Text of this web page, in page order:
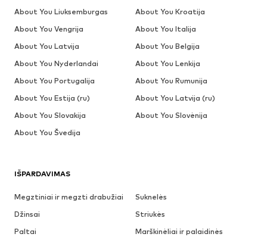
IŠPARDAVIMAS
Megztiniai ir megzti drabužiai
Suknelės
Džinsai
Striukės
Paltai
Marškinėliai ir palaidinės
About You Liuksemburgas
About You Kroatija
About You Vengrija
About You Italija
About You Latvija
About You Belgija
About You Nyderlandai
About You Lenkija
About You Portugalija
About You Rumunija
About You Estija (ru)
About You Latvija (ru)
About You Slovakija
About You Slovėnija
About You Švedija